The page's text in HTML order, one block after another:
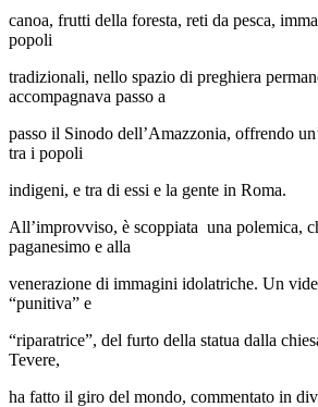
canoa, frutti della foresta, reti da pesca,
popoli
tradizionali, nello spazio di preghiera
accompagnava passo a
passo il Sinodo dell’Amazzonia, offrendo
tra i popoli
indigeni, e tra di essi e la gente in Roma.
All’improvviso, è scoppiata una polemica,
paganesimo e alla
venerazione di immagini idolatriche. Un
“punitiva” e
“riparatrice”, del furto della statua dalla
Tevere,
ha fatto il giro del mondo, commentato in